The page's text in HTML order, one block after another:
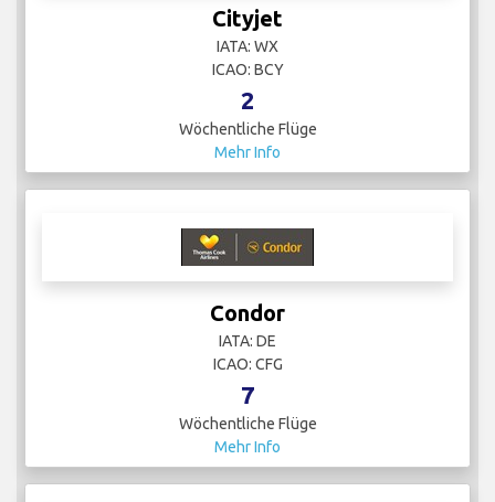
Cityjet
IATA: WX
ICAO: BCY
2
Wöchentliche Flüge
Mehr Info
Condor
IATA: DE
ICAO: CFG
7
Wöchentliche Flüge
Mehr Info